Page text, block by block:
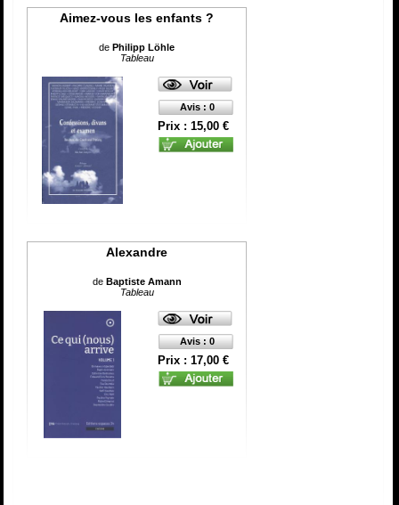
Aimez-vous les enfants ?
dePhilipp Löhle
Tableau
Avis : 0
Prix : 15,00 €
Alexandre
de Baptiste Amann
Tableau
Avis : 0
Prix : 17,00 €